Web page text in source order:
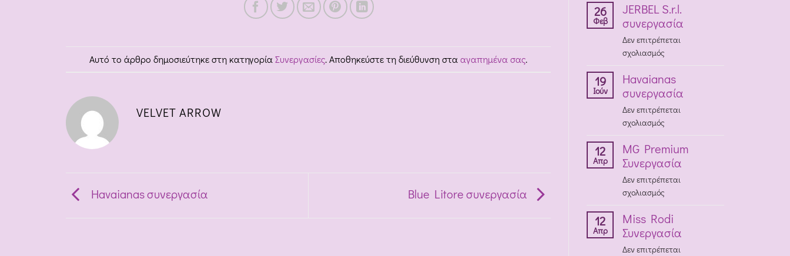
Αυτό το άρθρο δημοσιεύτηκε στη κατηγορία Συνεργασίες. Αποθηκεύστε τη διεύθυνση στα αγαπημένα σας.
VELVET ARROW
Havaianas συνεργασία Blue Litore συνεργασία
Litore
συνεργασία
26
Φεβ
JERBEL S.r.l.
συνεργασία
Δεν επιτρέπεται
σχολιασμός
S.r.l.
συνεργασία
19
Ιούν
Havaianas
συνεργασία
Δεν επιτρέπεται
σχολιασμός
συνεργασία
12
Απρ
MG Premium
Συνεργασία
Δεν επιτρέπεται
σχολιασμός
Premium
Συνεργασία
12
Απρ
Miss Rodi
Συνεργασία
Δεν επιτρέπεται